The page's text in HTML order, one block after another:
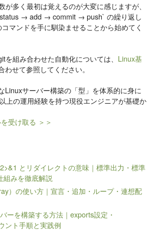
が多く最初は覚えるのが大変に感じますが、
→ add → commit → push` の繰り返し
マンドを手に馴染ませることから始めてく
を組み合わせた自動化については、 Linux基
わせて参照してください。
Linuxサーバー構築の「型」を体系的に身に
上の運用経験を持つ現役エンジニアが基礎か
受け取る ＞＞
とリダイレクトの意味｜標準出力・標準
組みを徹底解説
）の使い方｜宣言・追加・ループ・連想配
ーを構築する方法｜exports設定・
ント手順と実践例